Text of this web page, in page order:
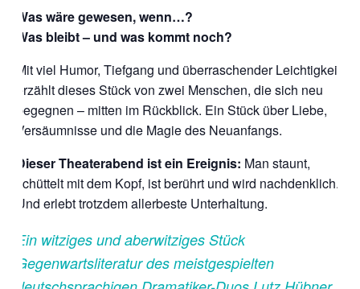
Was wäre gewesen, wenn…?
Was bleibt – und was kommt noch?
Mit viel Humor, Tiefgang und überraschender Leichtigkeit
erzählt dieses Stück von zwei Menschen, die sich neu
begegnen – mitten im Rückblick. Ein Stück über Liebe,
Versäumnisse und die Magie des Neuanfangs.
Dieser Theaterabend ist ein Ereignis: Man staunt,
schüttelt mit dem Kopf, ist berührt und wird nachdenklich.
Und erlebt trotzdem allerbeste Unterhaltung.
Ein witziges und aberwitziges Stück
Gegenwartsliteratur des meistgespielten